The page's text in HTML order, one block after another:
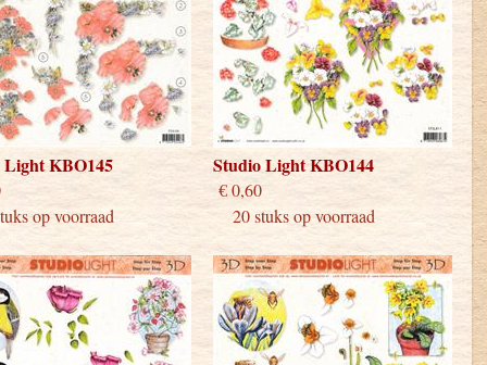
Light KBO145
0,60
op voorraad
Studio Light KBO144
€ 0,60
20 stuks op voorraad